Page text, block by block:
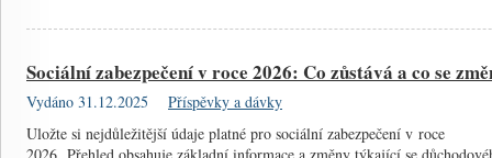
Sociální zabezpečení v roce 2026: Co zůstává a co se
Vydáno 31.12.2025
Příspěvky a dávky
Uložte si nejdůležitější údaje platné pro sociální zabezpečení v roce